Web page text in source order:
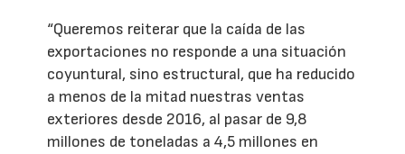
“Queremos reiterar que la caída de las
exportaciones no responde a una situación
coyuntural, sino estructural, que ha reducido
a menos de la mitad nuestras ventas
exteriores desde 2016, al pasar de 9,8
millones de toneladas a 4,5 millones en